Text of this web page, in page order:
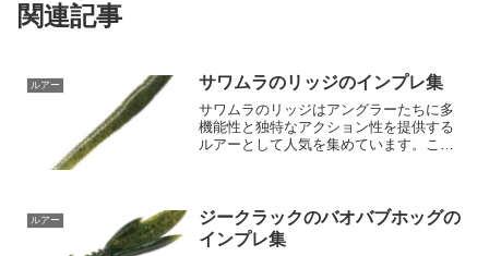
関連記事
ルアー サワムラのリッジのインプレ集
サワムラのリッジはアングラーたちに多
機能性と独特なアクション性を提供する
ルアーとして人気を集めています。この
の特徴は扁平ボディ...
ルアー
ジークラックのバオバブホッグの
インプレ集